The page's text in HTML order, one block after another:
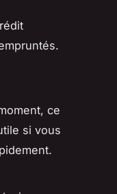
ce
si vous